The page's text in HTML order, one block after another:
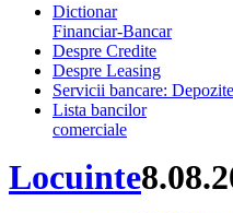
Dictionar
Financiar-Bancar
Despre Credite
Despre Leasing
Servicii bancare:
Lista bancilor
comerciale
Locuinte